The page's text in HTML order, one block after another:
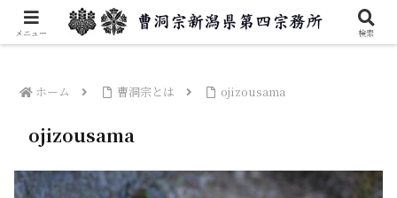
曹洞宗新潟県第四宗務所のご案内です。
ホーム 曹洞宗とは ojizousama
ojizousama
メニュー 検索